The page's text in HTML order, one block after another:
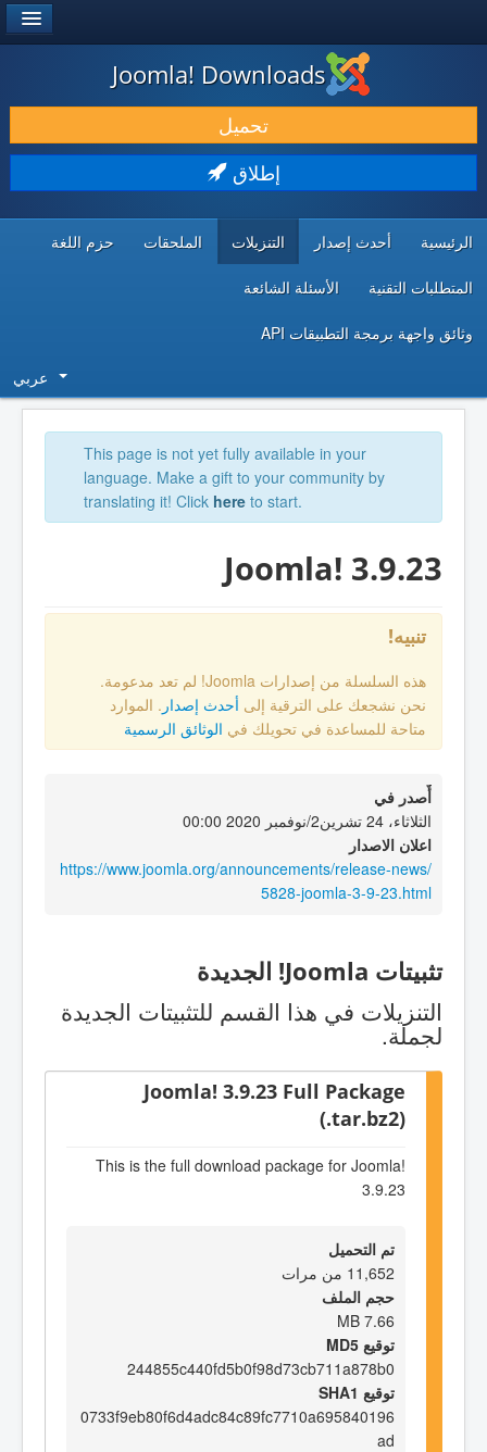
حمل & ومدد
اكتشف & تعلم
Joomla! Downloads
تحميل
إطلاق
الرئيسية أحدث إصدار التنزيلات الملحقات حزم اللغة
المتطلبات التقنية الأسئلة الشائعة
وثائق واجهة برمجة التطبيقات API
عربي
This page is not yet fully available in your
language. Make a gift to your community by
translating it! Click here to start.
Joomla! 3.9.23
تنبيه!
هذه السلسلة من إصدارات Joomla! لم تعد مدعومة.
نحن نشجعك على الترقية إلى أحدث إصدار . الموارد
متاحة للمساعدة في تحويلك في الوثائق الرسمية
أٌصدر في
الثلاثاء، 24 تشرين2/نوفمبر 2020 00:00
اعلان الاصدار
https://www.joomla.org/announcements/release-news/
5828-joomla-3-9-23.html
تثبيتات Joomla! الجديدة
التنزيلات في هذا القسم للتثبيتات الجديدة
لجملة.
Joomla! 3.9.23 Full Package
(.tar.bz2)
This is the full download package for Joomla!
3.9.23
تم التحميل
11,652 من مرات
حجم الملف
7.66 MB
توقيع MD5
244855c440fd5b0f98d73cb711a878b0
توقيع SHA1
0733f9eb80f6d4adc84c89fc7710a695840196
ad